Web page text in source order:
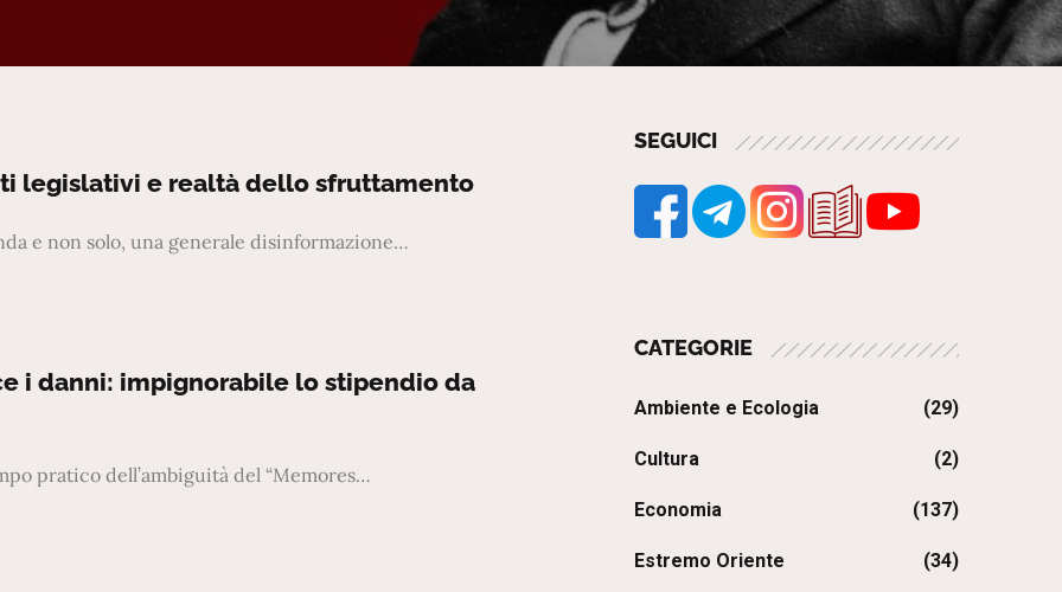
legislativi e realtà dello sfruttamento
e non solo, una generale disinformazione…
i danni: impignorabile lo stipendio da
pratico dell’ambiguità del “Memores…
SEGUICI
CATEGORIE
Ambiente e Ecologia (29)
Cultura (2)
Economia (137)
Estremo Oriente (34)